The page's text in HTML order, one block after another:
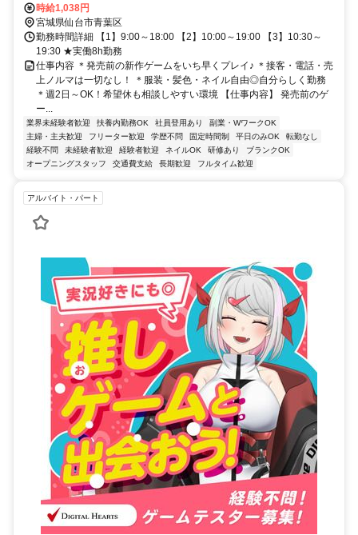
駅･･･徒歩5分の好立地
時給1,038円
宮城県仙台市青葉区
勤務時間詳細 【1】9:00～18:00 【2】10:00～19:00 【3】10:30～
19:30 ★実働8h勤務
仕事内容 ＊発売前の新作ゲームをいち早くプレイ♪ ＊接客・電話・売
上ノルマは一切なし！ ＊服装・髪色・ネイル自由◎自分らしく勤務
＊週2日～OK！希望休も相談しやすい環境 【仕事内容】 発売前のゲ
ー...
業界未経験者歓迎 扶養内勤務OK 社員登用あり
副業・WワークOK
主婦・主夫歓迎
フリーター歓迎 学歴不問 固定時間制 平日のみOK
転勤なし
経験不問
未経験者歓迎 経験者歓迎 ネイルOK 研修あり
ブランクOK
オープニングスタッフ
交通費支給 長期歓迎 フルタイム歓迎
アルバイト・パート